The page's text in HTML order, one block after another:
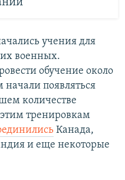
учения для
военных.
обучение около
появляться
количестве
тренировкам
Канада,
и еще некоторые